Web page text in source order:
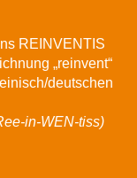
REINVENTIS
„reinvent“
deutschen
in-WEN-tiss)